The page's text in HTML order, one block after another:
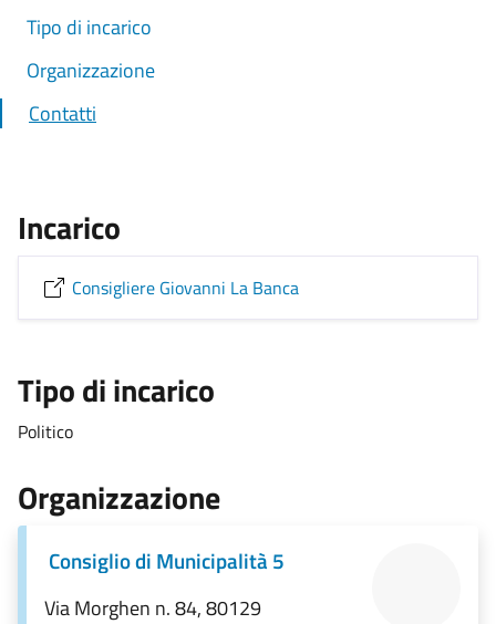
Tipo di incarico
Organizzazione
Contatti
Incarico
Consigliere Giovanni La Banca
Tipo di incarico
Politico
Organizzazione
Consiglio di Municipalità 5
Via Morghen n. 84, 80129